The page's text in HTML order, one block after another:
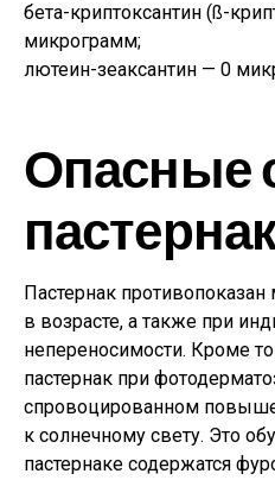
бета-криптоксантин (ß-
микрограмм;
лютеин-зеаксантин — 0
Опасные
Пастернак
в возрасте, а также при
непереносимости. Кроме
пастернак при
спровоцированном
к солнечному свету. Это
пастернаке содержатся